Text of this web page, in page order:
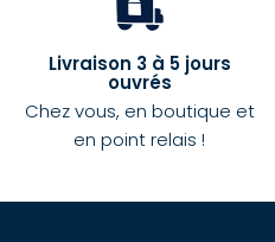
Livraison 3 à 5 jours
ouvrés
Chez vous, en boutique et
en point relais !